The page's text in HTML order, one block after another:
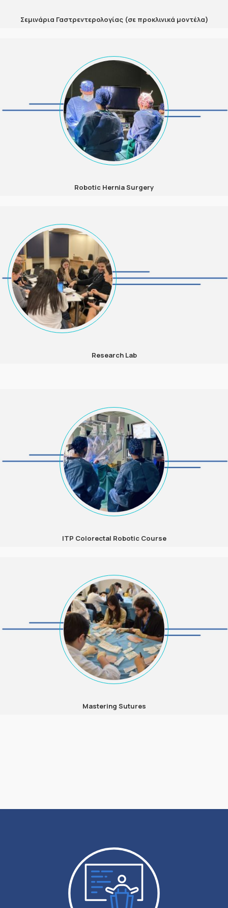
Σεμινάρια Γαστρεντερολογίας (σε προκλινικά μοντέλα)
Robotic Hernia Surgery
Research Lab
ΙΤP Colorectal Robotic Course
Mastering Sutures